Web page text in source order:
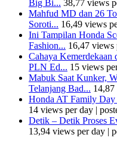
Big Bi... 38,77 views
Mahfud MD dan 26
Soroti... 16,49 views
Ini Tampilan Honda
Fashion... 16,47 views
Cahaya
PLN Ed... 15 views
Mabuk Saat Kunker,
Telanjang Bad...
Honda AT Family Day
14 views per day |
Detik – Detik Proses
13,94 views per day |